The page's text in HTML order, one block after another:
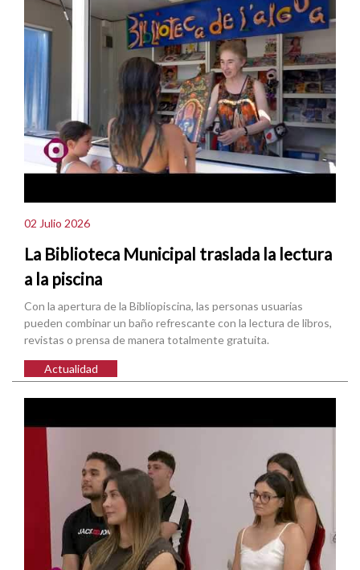
02 Julio 2026
La Biblioteca Municipal traslada la lectura
a la piscina
Con la apertura de la Bibliopiscina, las personas usuarias
pueden combinar un baño refrescante con la lectura de libros,
revistas o prensa de manera totalmente gratuita.
Actualidad